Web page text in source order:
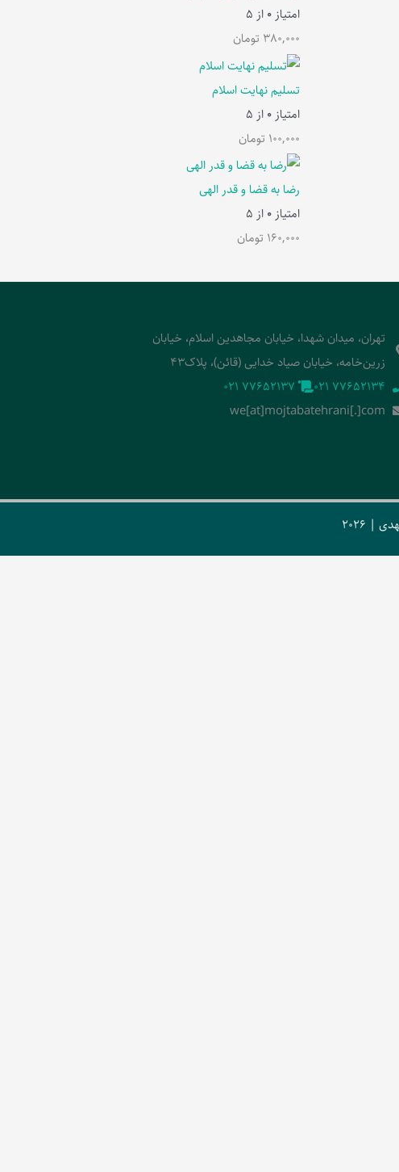
امتیاز 0 از 5
380,000 تومان
تسلیم نهایت اسلام
امتیاز 0 از 5
100,000 تومان
رضا به قضا و قدر الهی
امتیاز 0 از 5
160,000 تومان
تهران، میدان شهدا، خیابان مجاهدین اسلام، خیابان
زرین‌خامه، خیابان صیاد خدایی (قائن)، پلاک43
‭021 77652134‬
‭021 77652137‬
we[at]mojtabatehrani[.]com
2026